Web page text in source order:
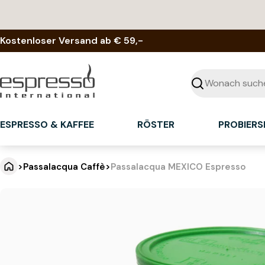
springen
Kostenloser Versand ab € 59,-
Suchen
ESPRESSO & KAFFEE RÖSTER
>Passalacqua Caffè>Passalacqua MEXICO Espresso